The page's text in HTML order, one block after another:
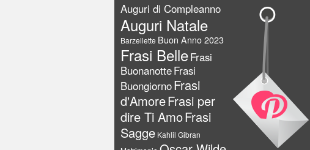
Auguri di Compleanno
Auguri Natale
Barzellette Buon Anno 2023
Frasi BelleFrasi
BuonanotteFrasi
BuongiornoFrasi
d'AmoreFrasi per
dire Ti AmoFrasi
Sagge Kahlil Gibran